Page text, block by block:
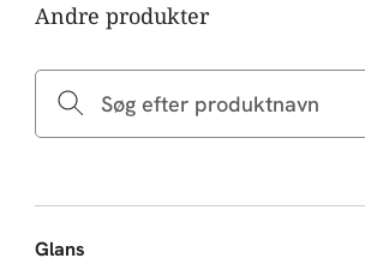
Andre produkter
Glans